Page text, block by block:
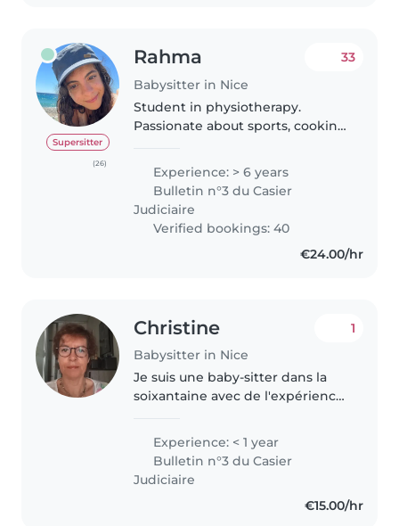
Supersitter
(26)
Rahma
Babysitter in Nice
33
Student in physiotherapy.
Passionate about sports, cooking
English and have some
knowledge of Spanish. I have a
good..
Experience: > 6 years
Bulletin n°3 du Casier
Judiciaire
Verified bookings: 40
€24.00/hr
Christine
Babysitter in Nice
1
Je suis une baby-sitter dans la
soixantaine avec de l'expérience
n'aie pas encore complété mon
CAP Petite Enfance, j'ai suivi des
formations spécialisées..
Experience: < 1 year
Bulletin n°3 du Casier
Judiciaire
€15.00/hr